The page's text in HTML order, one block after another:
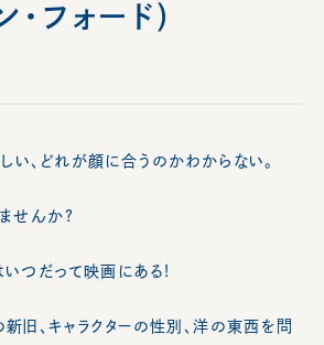
・フォード)
い、どれが顔に合うのかわからない。
ませんか?
つだって映画にある!
旧、キャラクターの性別、洋の東西を問